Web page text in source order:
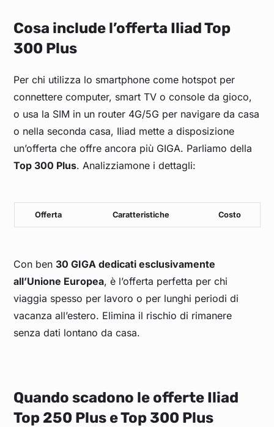
Cosa include l’offerta Iliad Top
300 Plus
Per chi utilizza lo smartphone come hotspot per
connettere computer, smart TV o console da gioco,
o usa la SIM in un router 4G/5G per navigare da casa
o nella seconda casa, Iliad mette a disposizione
un’offerta che offre ancora più GIGA. Parliamo della
Top 300 Plus. Analizziamone i dettagli:
Offerta Caratteristiche Costo
Con ben 30 GIGA dedicati esclusivamente
all’Unione Europea, è l’offerta perfetta per chi
viaggia spesso per lavoro o per lunghi periodi di
vacanza all’estero. Elimina il rischio di rimanere
senza dati lontano da casa.
Quando scadono le offerte Iliad
Top 250 Plus e Top 300 Plus